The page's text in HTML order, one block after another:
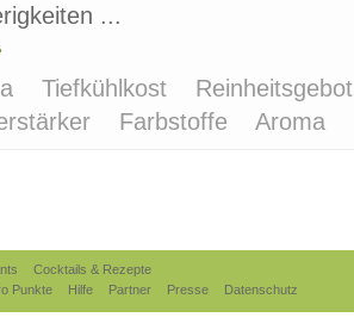
...
Tiefkühlkost
Farbstoffe Aroma
Cocktails & Rezepte
Punkte Hilfe Partner Presse Datenschutz